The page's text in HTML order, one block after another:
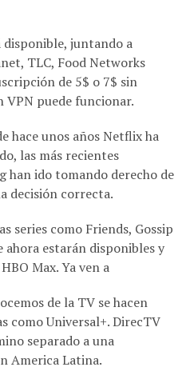
TLC, Food Networks
de 5$ o 7$ sin
VPN puede funcionar.
las más recientes
ido tomando derecho de
decisión correcta.
ahora estarán disponibles y
Max. Ya ven a
Universal+. DirecTV
separado a una
America Latina.